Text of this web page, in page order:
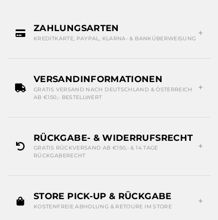
ZAHLUNGSARTEN
KREDITKARTE, PAYPAL, KLARNA- & BANKÜBERWEISUNG
VERSANDINFORMATIONEN
GRATIS VERSAND NACH DEUTSCHLAND & ÖSTERREICH
AB €150,- BESTELLWERT
RÜCKGABE- & WIDERRUFSRECHT
GRATIS RÜCKVERSAND AB €150,- & 14 TAGE
RÜCKGABERECHT
STORE PICK-UP & RÜCKGABE
KOSTENFREIE ABHOLUNG & RETOURE IM STORE